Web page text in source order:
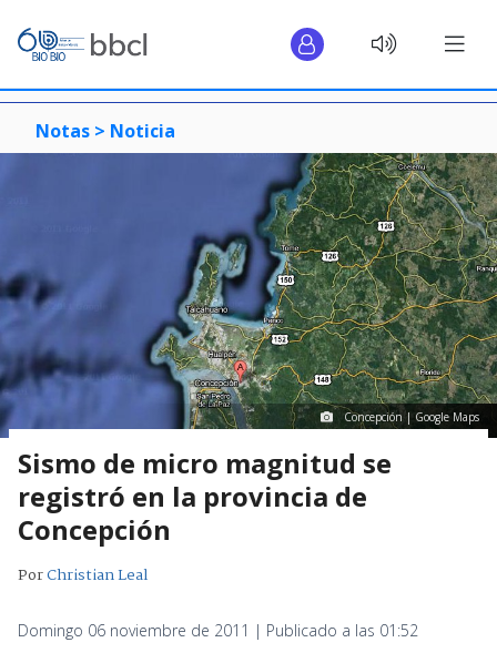
Notas > Noticia
Concepción | Google Maps
Sismo de micro magnitud se
registró en la provincia de
Concepción
PorChristian Leal
Domingo 06 noviembre de 2011 | Publicado a las 01:52